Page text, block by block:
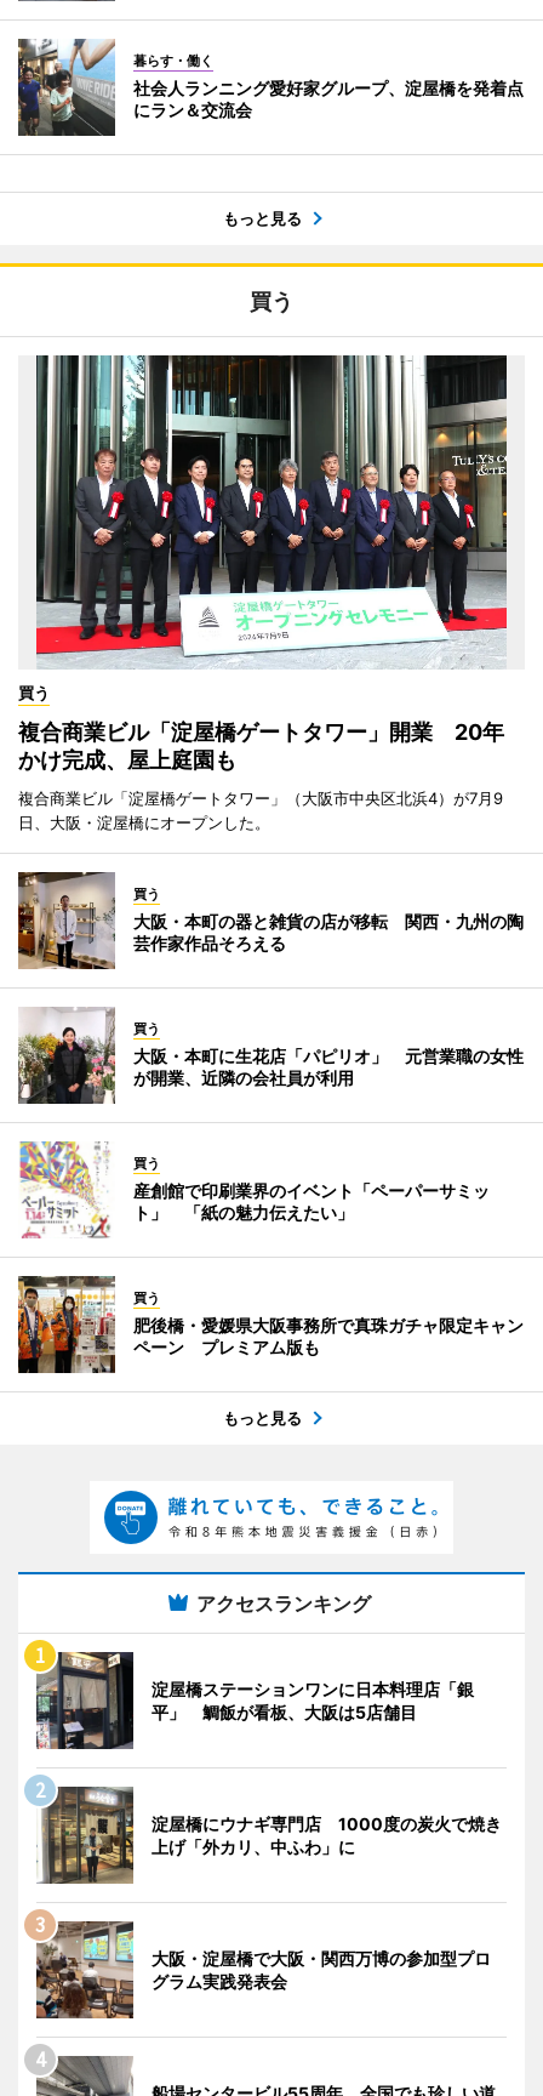
暮らす・働く
社会人ランニング愛好家グループ、淀屋橋を発着点
にラン＆交流会
もっと見る
買う
買う
複合商業ビル「淀屋橋ゲートタワー」開業 20年
かけ完成、屋上庭園も
複合商業ビル「淀屋橋ゲートタワー」（大阪市中央区北浜4）が7月9
日、大阪・淀屋橋にオープンした。
買う
大阪・本町の器と雑貨の店が移転 関西・九州の陶
芸作家作品そろえる
買う
大阪・本町に生花店「パピリオ」 元営業職の女性
が開業、近隣の会社員が利用
買う
産創館で印刷業界のイベント「ペーパーサミッ
ト」 「紙の魅力伝えたい」
買う
肥後橋・愛媛県大阪事務所で真珠ガチャ限定キャン
ペーン プレミアム版も
もっと見る
アクセスランキング
淀屋橋ステーションワンに日本料理店「銀
平」 鯛飯が看板、大阪は5店舗目
淀屋橋にウナギ専門店 1000度の炭火で焼き
上げ「外カリ、中ふわ」に
大阪・淀屋橋で大阪・関西万博の参加型プロ
グラム実践発表会